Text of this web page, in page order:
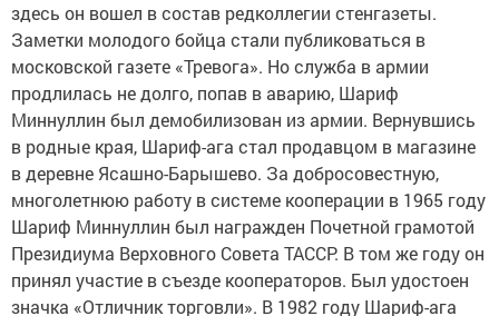
здесь он вошел в состав редколлегии стенгазеты.
Заметки молодого бойца стали публиковаться в
московской газете «Тревога». Но служба в армии
продлилась не долго, попав в аварию, Шариф
Миннуллин был демобилизован из армии. Вернувшись
в родные края, Шариф-ага стал продавцом в магазине
в деревне Ясашно-Барышево. За добросовестную,
многолетнюю работу в системе кооперации в 1965 году
Шариф Миннуллин был награжден Почетной грамотой
Президиума Верховного Совета ТАССР. В том же году он
принял участие в съезде кооператоров. Был удостоен
значка «Отличник торговли». В 1982 году Шариф-ага